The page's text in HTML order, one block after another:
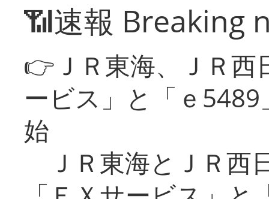
📶速報 Breaking
👉ＪＲ東海、ＪＲ
ービス」と「ｅ
始
ＪＲ東海とＪＲ西